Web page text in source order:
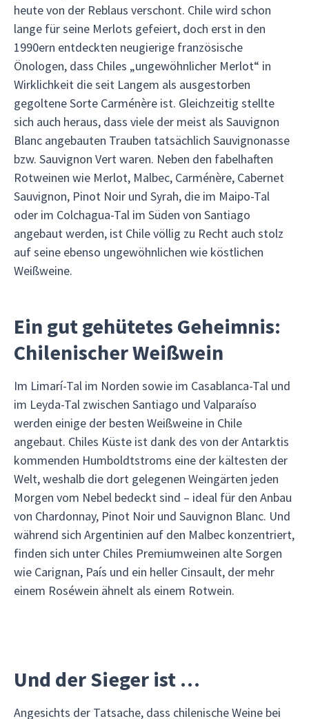
heute von der Reblaus verschont. Chile wird schon
lange für seine Merlots gefeiert, doch erst in den
1990ern entdeckten neugierige französische
Önologen, dass Chiles „ungewöhnlicher Merlot“ in
Wirklichkeit die seit Langem als ausgestorben
gegoltene Sorte Carménère ist. Gleichzeitig stellte
sich auch heraus, dass viele der meist als Sauvignon
Blanc angebauten Trauben tatsächlich Sauvignonasse
bzw. Sauvignon Vert waren. Neben den fabelhaften
Rotweinen wie Merlot, Malbec, Carménère, Cabernet
Sauvignon, Pinot Noir und Syrah, die im Maipo-Tal
oder im Colchagua-Tal im Süden von Santiago
angebaut werden, ist Chile völlig zu Recht auch stolz
auf seine ebenso ungewöhnlichen wie köstlichen
Weißweine.
Ein gut gehütetes Geheimnis:
Chilenischer Weißwein
Im Limarí-Tal im Norden sowie im Casablanca-Tal und
im Leyda-Tal zwischen Santiago und Valparaíso
werden einige der besten Weißweine in Chile
angebaut. Chiles Küste ist dank des von der Antarktis
kommenden Humboldtstroms eine der kältesten der
Welt, weshalb die dort gelegenen Weingärten jeden
Morgen vom Nebel bedeckt sind – ideal für den Anbau
von Chardonnay, Pinot Noir und Sauvignon Blanc. Und
während sich Argentinien auf den Malbec konzentriert,
finden sich unter Chiles Premiumweinen alte Sorgen
wie Carignan, País und ein heller Cinsault, der mehr
einem Roséwein ähnelt als einem Rotwein.
Und der Sieger ist …
Angesichts der Tatsache, dass chilenische Weine bei